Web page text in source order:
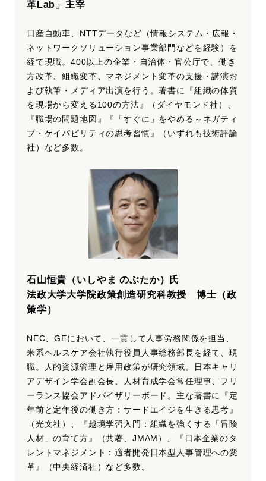
革Lab」主宰
日産自動車、NTTデータなど（情報システム・広報・
ネットワークソリューション事業部門などを経験）を
経て現職。400以上の企業・自治体・官公庁で、働き
方改革、組織変革、マネジメント変革の支援・講演お
よび執筆・メディア出演を行う。著書に『組織の体質
を現場から変える100の方法』（ダイヤモンド社）、
『職場の問題地図』『「すぐに」をやめる～ネガティ
ブ・ケイパビリティの思考習慣』（いずれも技術評論
社）など多数。
石山恒貴（いしやま のぶたか）氏
法政大学大学院政策創造研究科教授 博士（政
策学）
NEC、GEにおいて、一貫して人事労務関係を担当、
米系ヘルスケア会社執行役員人事総務部長を経て、現
職。人的資源管理と雇用政策が研究領域。日本キャリ
アデザイン学会副会長、人材育成学会常任理事、フリ
ーランス協会アドバイザリーボード。主な著書に『定
年前と定年後の働き方：サードエイジを生きる思考』
（光文社）、『越境学習入門：組織を強くする「冒険
人材」の育て方』（共著、JMAM）、『日本企業のタ
レントマネジメント：適者開発日本型人事管理への変
革』（中央経済社）など多数。